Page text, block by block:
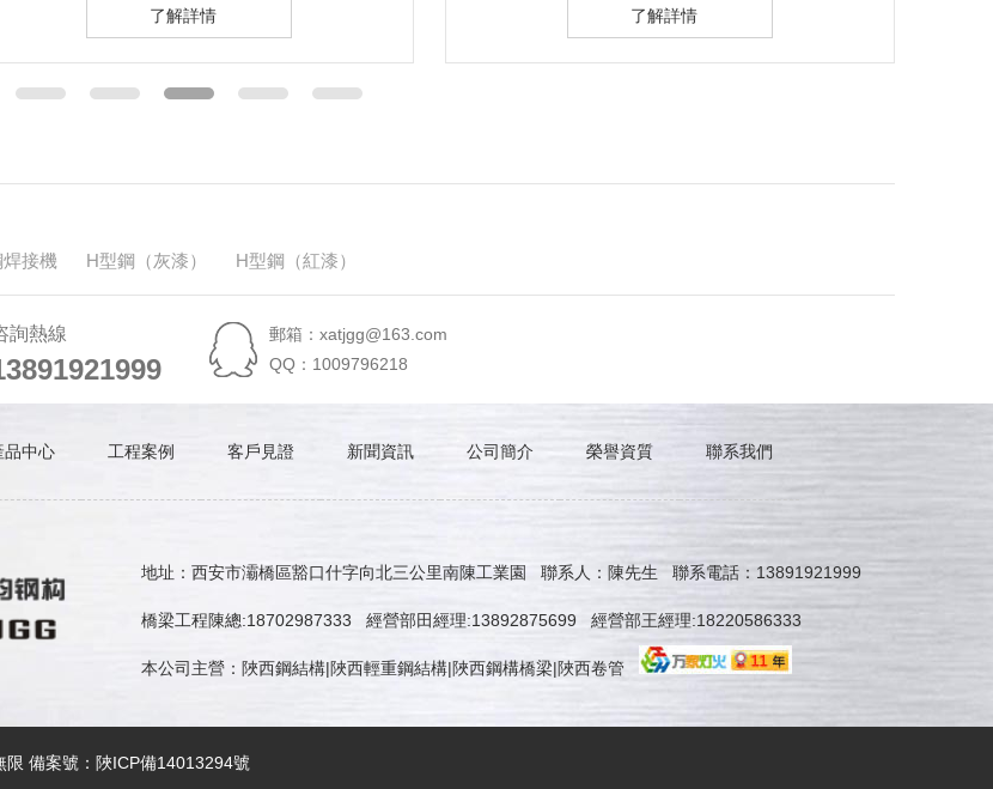
了解詳情 了解詳情
接機 H型鋼（灰漆） H型鋼（紅漆）
詢熱線
郵箱：xatjgg@163.com
QQ：1009796218
品中心 工程案例 客戶見證 新聞資訊 公司簡介 榮譽資質 聯系我們
地址：西安市灞橋區豁口什字向北三公里南陳工業園 聯系人：陳先生 聯系電話：13891921999
橋梁工程陳總:18702987333 經營部田經理:13892875699 經營部王經理:18220586333
本公司主營：陜西鋼結構|陜西輕重鋼結構|陜西鋼構橋梁|陜西卷管
限 備案號： 陜ICP備14013294號